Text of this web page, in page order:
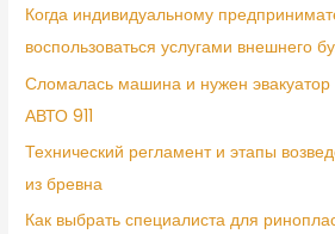
Когда индивидуальному
воспользоваться услугами внешнего
Сломалась машина и нужен
АВТО 911
Технический регламент и этапы
из бревна
Как выбрать специалиста для